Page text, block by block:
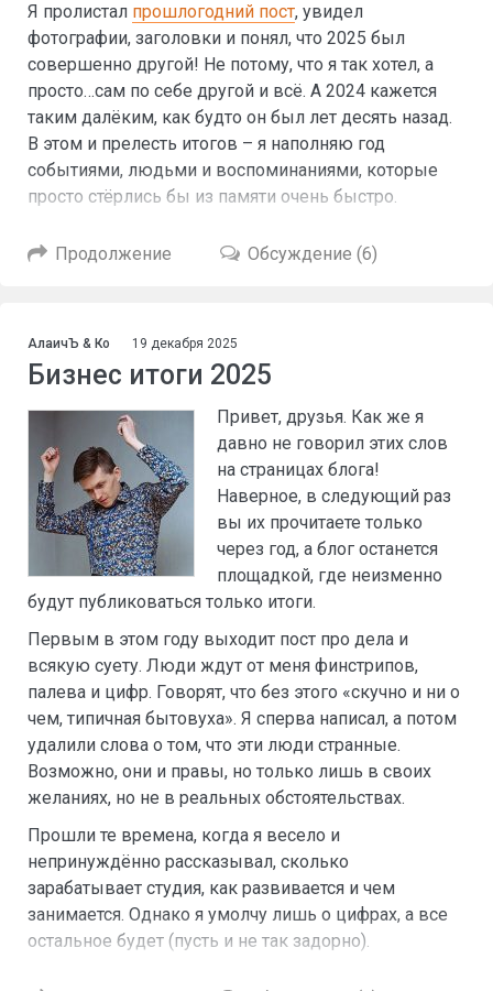
Я пролистал прошлогодний пост, увидел
фотографии, заголовки и понял, что 2025 был
совершенно другой! Не потому, что я так хотел, а
просто…сам по себе другой и всё. А 2024 кажется
таким далёким, как будто он был лет десять назад.
В этом и прелесть итогов – я наполняю год
событиями, людьми и воспоминаниями, которые
просто стёрлись бы из памяти очень быстро.
Продолжение Обсуждение (6)
АлаичЪ & Ко 19 декабря 2025
Бизнес итоги 2025
Привет, друзья. Как же я
давно не говорил этих слов
на страницах блога!
Наверное, в следующий раз
вы их прочитаете только
через год, а блог останется
площадкой, где неизменно
будут публиковаться только итоги.
Первым в этом году выходит пост про дела и
всякую суету. Люди ждут от меня финстрипов,
палева и цифр. Говорят, что без этого «скучно и ни о
чем, типичная бытовуха». Я сперва написал, а потом
удалили слова о том, что эти люди странные.
Возможно, они и правы, но только лишь в своих
желаниях, но не в реальных обстоятельствах.
Прошли те времена, когда я весело и
непринуждённо рассказывал, сколько
зарабатывает студия, как развивается и чем
занимается. Однако я умолчу лишь о цифрах, а все
остальное будет (пусть и не так задорно).